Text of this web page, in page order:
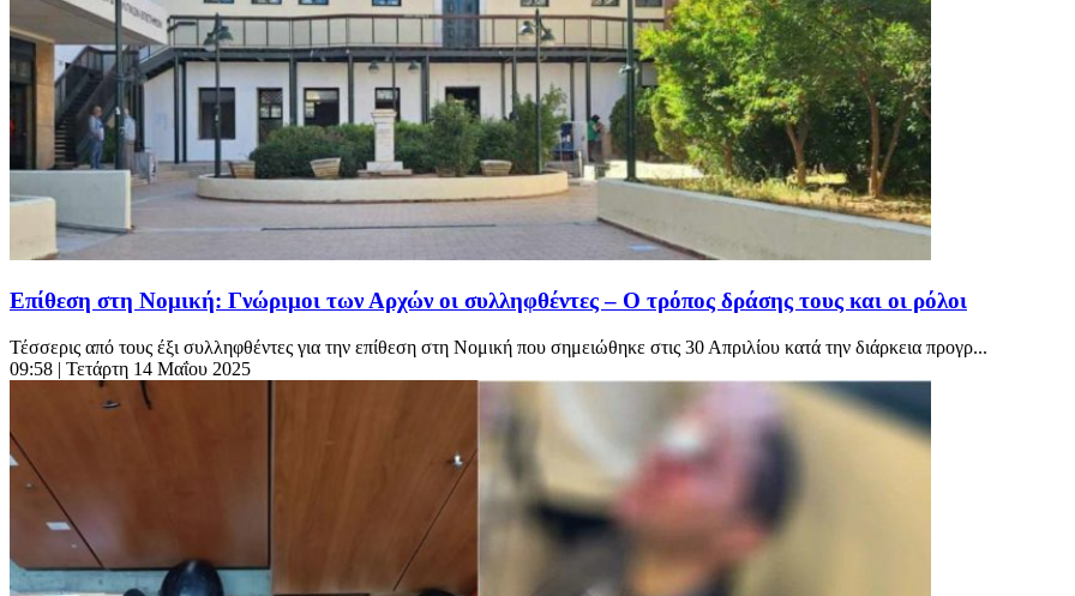
Επίθεση στη Νομική: Γνώριμοι των Αρχών οι συλληφθέντες – Ο τρόπος δράσης τους και οι ρόλοι
Τέσσερις από τους έξι συλληφθέντες για την επίθεση στη Νομική που σημειώθηκε στις 30 Απριλίου κατά την διάρκεια προγρ...
09:58 | Τετάρτη 14 Μαΐου 2025